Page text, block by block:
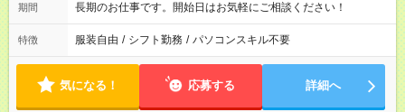
期間 長期のお仕事です。開始日はお気軽にご相談ください！
特徴 服装自由 / シフト勤務 / パソコンスキル不要
気になる！ 応募する 詳細へ